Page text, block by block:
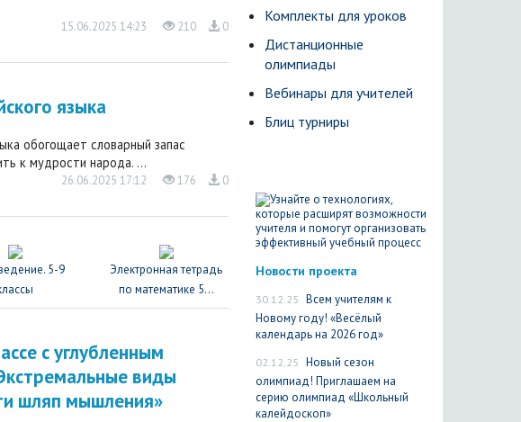
15.06.2025 14:23 210 0
языка
обогощает словарный запас
к мудрости народа. ...
26.06.2025 17:12 176 0
5-9
Электронная тетрадь
по математике 5...
с углубленным
виды
шляп мышления»
Комплекты для уроков
Дистанционные
олимпиады
Вебинары для учителей
Блиц турниры
Новости проекта
30.12.25 Всем учителям к
Новому году! «Весёлый
календарь на 2026 год»
02.12.25 Новый сезон
олимпиад! Приглашаем на
серию олимпиад «Школьный
калейдоскоп»